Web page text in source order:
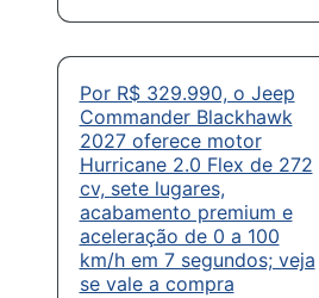
Por R$ 329.990, o Jeep
Commander Blackhawk
2027 oferece motor
Hurricane 2.0 Flex de 272
cv, sete lugares,
acabamento premium e
aceleração de 0 a 100
km/h em 7 segundos; veja
se vale a compra